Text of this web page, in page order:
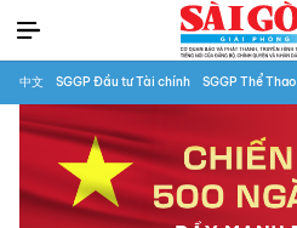
中文 SGGP Đầu tư Tài chính SGGP Thể Thao